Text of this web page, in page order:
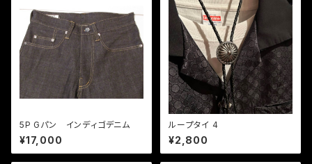
5P Gパン インディゴデニム
¥17,000
ループタイ 4
¥2,800